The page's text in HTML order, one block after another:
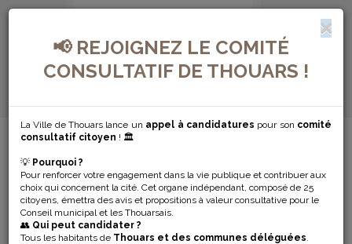
📢 REJOIGNEZ LE COMITÉ
CONSULTATIF DE THOUARS !
La Ville de Thouars lance un appel à candidatures pour son comité
consultatif citoyen ! 🏛️
💡 Pourquoi ?
Pour renforcer votre engagement dans la vie publique et contribuer aux
choix qui concernent la cité. Cet organe indépendant, composé de 25
citoyens, émettra des avis et propositions à valeur consultative pour le
Conseil municipal et les Thouarsais.
👥 Qui peut candidater ?
Tous les habitants de Thouars et des communes déléguées.
VIVRE ENSEMBLE
VIVRE
ENSEMBLE